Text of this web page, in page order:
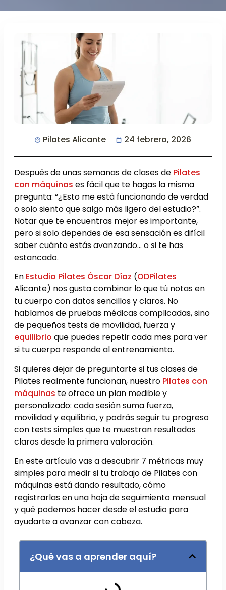
Pilates Alicante 24 febrero, 2026
Después de unas semanas de clases de Pilates
con máquinas es fácil que te hagas la misma
pregunta: “¿Esto me está funcionando de verdad
o solo siento que salgo más ligero del estudio?”.
Notar que te encuentras mejor es importante,
pero si solo dependes de esa sensación es difícil
saber cuánto estás avanzando… o si te has
estancado.
En Estudio Pilates Óscar Díaz (ODPilates
Alicante) nos gusta combinar lo que tú notas en
tu cuerpo con datos sencillos y claros. No
hablamos de pruebas médicas complicadas, sino
de pequeños tests de movilidad, fuerza y
equilibrio que puedes repetir cada mes para ver
si tu cuerpo responde al entrenamiento.
Si quieres dejar de preguntarte si tus clases de
Pilates realmente funcionan, nuestro Pilates con
máquinas te ofrece un plan medible y
personalizado: cada sesión suma fuerza,
movilidad y equilibrio, y podrás seguir tu progreso
con tests simples que te muestran resultados
claros desde la primera valoración.
En este artículo vas a descubrir 7 métricas muy
simples para medir si tu trabajo de Pilates con
máquinas está dando resultado, cómo
registrarlas en una hoja de seguimiento mensual
y qué podemos hacer desde el estudio para
ayudarte a avanzar con cabeza.
¿Qué vas a aprender aquí?